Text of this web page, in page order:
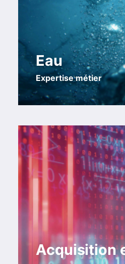
Eau
Expertise métier
Acquisition